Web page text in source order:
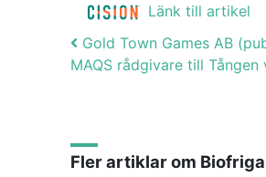
Länk till artikel
Post
Gold Town Games AB
MAQS rådgivare till
Fler artiklar om